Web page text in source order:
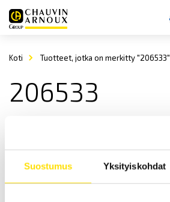
Suostumus Yksityiskohdat
Koti Tuotteet, jotka on merkitty "206533"
206533